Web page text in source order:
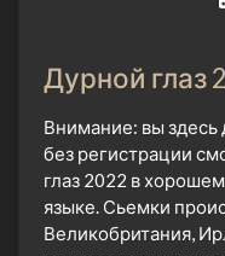
Дурной глаз
Внимание: вы здесь
без регистрации
глаз 2022 в
языке. Сьемки
Великобритания,